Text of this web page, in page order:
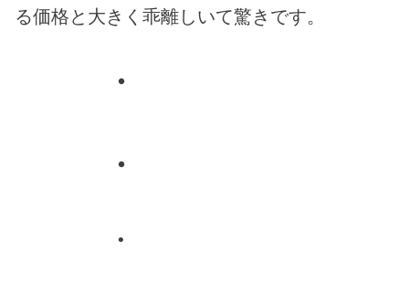
る価格と大きく乖離しいて驚きです。
・
・
・